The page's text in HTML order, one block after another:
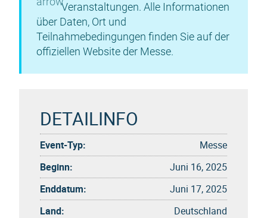
Veranstaltungen. Alle Informationen
über Daten, Ort und
Teilnahmebedingungen finden Sie auf der
offiziellen Website der Messe.
DETAILINFO
Event-Typ:
Messe
Beginn:
Juni 16, 2025
Enddatum:
Juni 17, 2025
Land:
Deutschland